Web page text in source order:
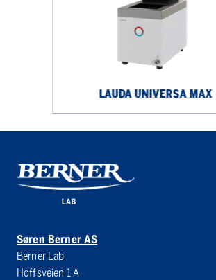
LAUDA UNIVERSA MAX
Søren Berner AS
Berner Lab
Hoffsveien 1 A